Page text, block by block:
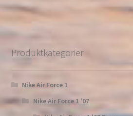
Produktkategorier
Nike Air Force 1
Nike Air Force 1 '07